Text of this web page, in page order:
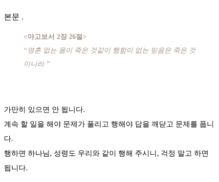
본문 .
<야고보서 2장 26절>
“영혼 없는 몸이 죽은 것같이 행함이 없는 믿음은 죽은 것
이니라.”
가만히 있으면 안 됩니다.
계속 할 일을 해야 문제가 풀리고 행해야 답을 깨닫고 문제를 풉니
다.
행하면 하나님, 성령도 우리와 같이 행해 주시니, 걱정 말고 하면
됩니다.